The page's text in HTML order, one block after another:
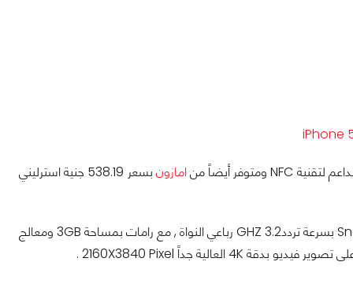
امازون بسعر 538.19 جنية استرليني
و للتذكير فإن الهاتف يأتي بشاشة بقياس 5.2 بوصة ويعمل على شريحة Snapdragon 801 بسرعة تردد3.2 GHZ رباعي النواة , مع رامات بمساحة 3GB ومعالج